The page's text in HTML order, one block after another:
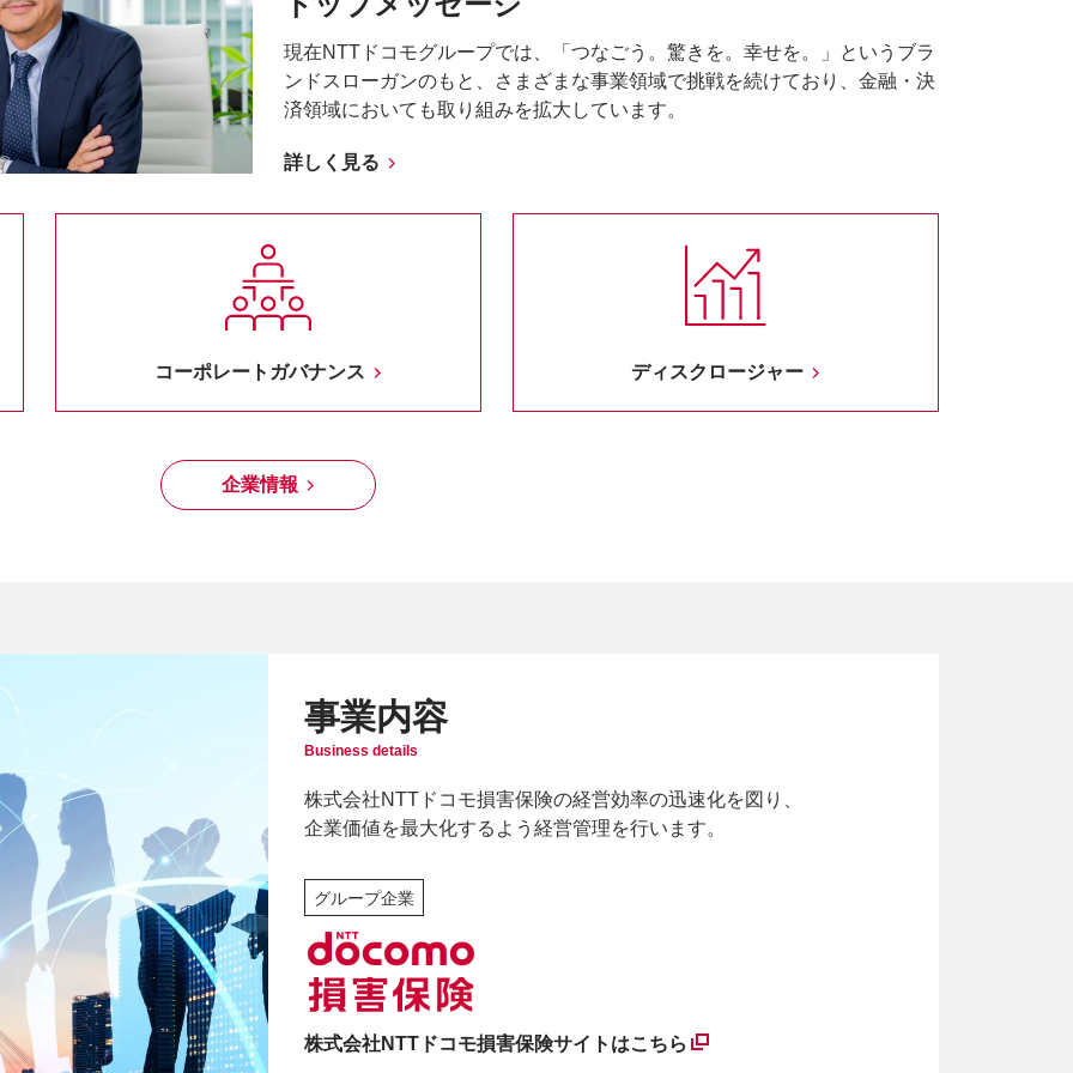
現在NTTドコモグループでは、「つなごう。驚きを。幸せを。」というブラ
ンドスローガンのもと、さまざまな事業領域で挑戦を続けており、金融・決
済領域においても取り組みを拡大しています。
詳しく見る
コーポレートガバナンス ディスクロージャー
企業情報
事業内容
Business details
株式会社NTTドコモ損害保険の経営効率の迅速化を図り、
企業価値を最大化するよう経営管理を行います。
グループ企業
株式会社NTTドコモ損害保険サイトはこちら